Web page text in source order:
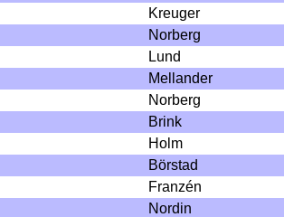
Kreuger
Norberg
Lund
Mellander
Norberg
Brink
Holm
Börstad
Franzén
Nordin